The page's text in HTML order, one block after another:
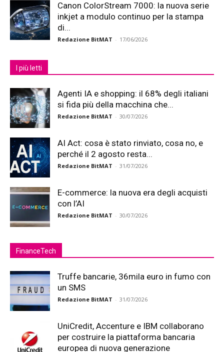
Canon ColorStream 7000: la nuova serie
inkjet a modulo continuo per la stampa
di...
Redazione BitMAT - 17/06/2026
I più letti
Agenti IA e shopping: il 68% degli italiani
si fida più della macchina che...
Redazione BitMAT - 30/07/2026
AI Act: cosa è stato rinviato, cosa no, e
perché il 2 agosto resta...
Redazione BitMAT - 31/07/2026
E-commerce: la nuova era degli acquisti
con l’AI
Redazione BitMAT - 30/07/2026
FinanceTech
Truffe bancarie, 36mila euro in fumo con
un SMS
Redazione BitMAT - 31/07/2026
UniCredit, Accenture e IBM collaborano
per costruire la piattaforma bancaria
europea di nuova generazione